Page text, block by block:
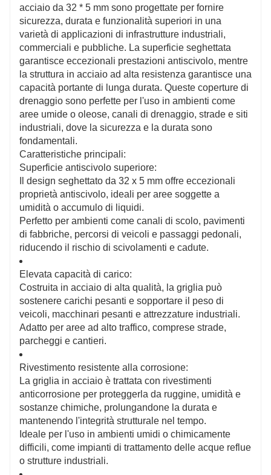
acciaio da 32 * 5 mm sono progettate per fornire
sicurezza, durata e funzionalità superiori in una
varietà di applicazioni di infrastrutture industriali,
commerciali e pubbliche. La superficie seghettata
garantisce eccezionali prestazioni antiscivolo, mentre
la struttura in acciaio ad alta resistenza garantisce una
capacità portante di lunga durata. Queste coperture di
drenaggio sono perfette per l'uso in ambienti come
aree umide o oleose, canali di drenaggio, strade e siti
industriali, dove la sicurezza e la durata sono
fondamentali.
Caratteristiche principali:
Superficie antiscivolo superiore:
Il design seghettato da 32 x 5 mm offre eccezionali
proprietà antiscivolo, ideali per aree soggette a
umidità o accumulo di liquidi.
Perfetto per ambienti come canali di scolo, pavimenti
di fabbriche, percorsi di veicoli e passaggi pedonali,
riducendo il rischio di scivolamenti e cadute.
Elevata capacità di carico:
Costruita in acciaio di alta qualità, la griglia può
sostenere carichi pesanti e sopportare il peso di
veicoli, macchinari pesanti e attrezzature industriali.
Adatto per aree ad alto traffico, comprese strade,
parcheggi e cantieri.
Rivestimento resistente alla corrosione:
La griglia in acciaio è trattata con rivestimenti
anticorrosione per proteggerla da ruggine, umidità e
sostanze chimiche, prolungandone la durata e
mantenendo l'integrità strutturale nel tempo.
Ideale per l'uso in ambienti umidi o chimicamente
difficili, come impianti di trattamento delle acque reflue
o strutture industriali.